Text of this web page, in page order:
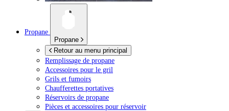
Propane
Propane
Retour au menu principal
Remplissage de propane
Accessoires pour le gril
Grils et fumoirs
Chaufferettes portatives
Réservoirs de propane
Pièces et accessoires pour réservoir